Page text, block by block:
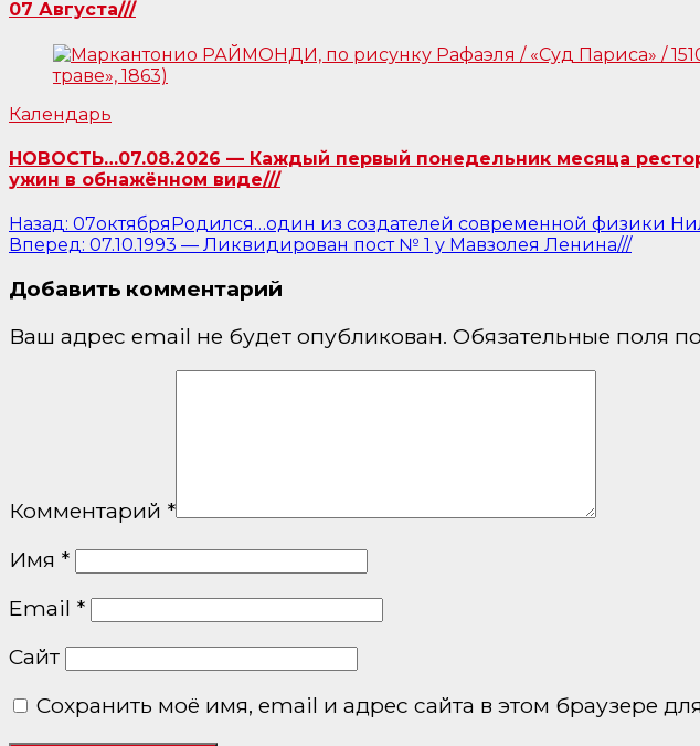
07 Августа///
Календарь
НОВОСТЬ…07.08.2026 — Каждый первый понедельник месяца
ужин в обнажённом виде///
Навигация
по
записям
Назад: 07октябряРодился…один из создателей современной физики
Вперед: 07.10.1993 — Ликвидирован пост № 1 у Мавзолея Ленина///
Добавить комментарий
Ваш адрес email не будет опубликован. Обязательные поля
Комментарий *
Имя *
Email *
Сайт
Сохранить моё имя, email и адрес сайта в этом браузере